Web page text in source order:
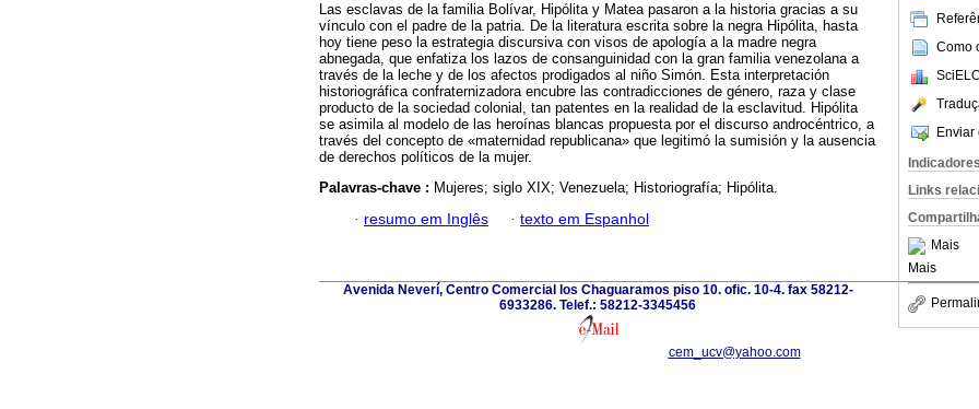
Como
Enviar
Indicadores
Links
Mais
Mais
Las esclavas de la familia Bolívar, Hipólita y Matea pasaron a la historia gracias a su
vínculo con el padre de la patria. De la literatura escrita sobre la negra Hipólita, hasta
hoy tiene peso la estrategia discursiva con visos de apología a la madre negra
abnegada, que enfatiza los lazos de consanguinidad con la gran familia venezolana a
través de la leche y de los afectos prodigados al niño Simón. Esta interpretación
historiográfica confraternizadora encubre las contradicciones de género, raza y clase
producto de la sociedad colonial, tan patentes en la realidad de la esclavitud. Hipólita
se asimila al modelo de las heroínas blancas propuesta por el discurso androcéntrico, a
través del concepto de «maternidad republicana» que legitimó la sumisión y la ausencia
de derechos políticos de la mujer.
Palavras-chave : Mujeres; siglo XIX; Venezuela; Historiografía; Hipólita.
· resumo em Inglês · texto em Espanhol
Avenida Neverí, Centro Comercial los Chaguaramos piso 10. ofic. 10-4. fax 58212-
6933286. Telef.: 58212-3345456
cem_ucv@yahoo.com